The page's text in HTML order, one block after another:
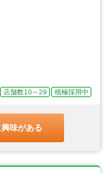
店舗数10～29 積極採用中
味がある